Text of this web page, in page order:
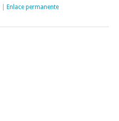
Enlace permanente